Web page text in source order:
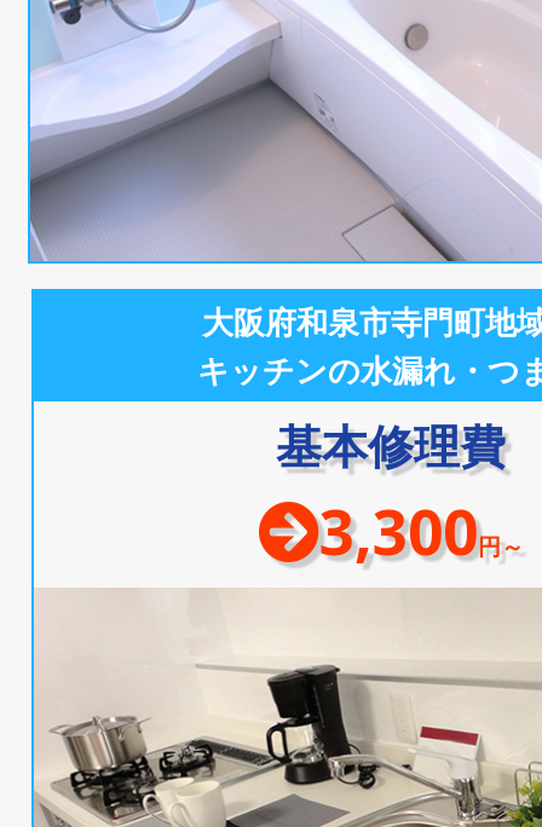
大阪府和泉市寺門町地
キッチンの水漏れ・つ
基本修理費
3,300円～